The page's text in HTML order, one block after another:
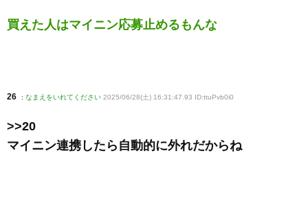
買えた人はマイニン応募止めるもんな
26 : なまえをいれてください 2025/06/28(土) 16:31:47.93 ID:ttuPvb0i0
>>20
マイニン連携したら自動的に外れだからね